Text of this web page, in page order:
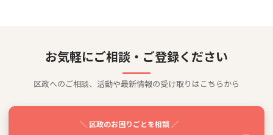
お気軽にご相談・ご登録ください
区政へのご相談、活動や最新情報の受け取りはこちらから
＼ 区政のお困りごとを相談 ／